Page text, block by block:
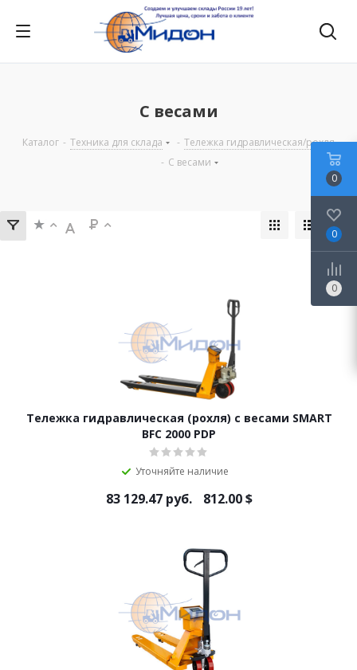
С весами
Каталог - Техника для склада - Тележка гидравлическая/рохля
- С весами
Тележка гидравлическая (роxля) с весами SMART
BFC 2000 PDP
Уточняйте наличие
83 129.47руб. 812.00$
0
0
0